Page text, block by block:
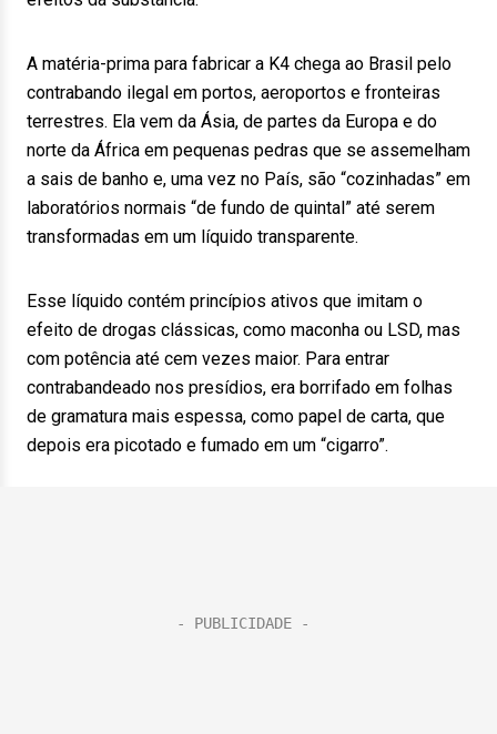
A matéria-prima para fabricar a K4 chega ao Brasil pelo
contrabando ilegal em portos, aeroportos e fronteiras
terrestres. Ela vem da Ásia, de partes da Europa e do
norte da África em pequenas pedras que se assemelham
a sais de banho e, uma vez no País, são “cozinhadas” em
laboratórios normais “de fundo de quintal” até serem
transformadas em um líquido transparente.
Esse líquido contém princípios ativos que imitam o
efeito de drogas clássicas, como maconha ou LSD, mas
com potência até cem vezes maior. Para entrar
contrabandeado nos presídios, era borrifado em folhas
de gramatura mais espessa, como papel de carta, que
depois era picotado e fumado em um “cigarro”.